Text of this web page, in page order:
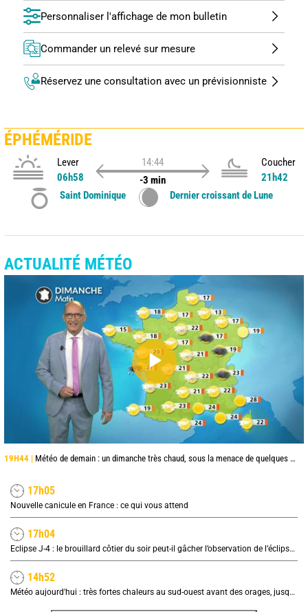
Personnaliser l'affichage de mon bulletin
Commander un relevé sur mesure
Réservez une consultation avec un prévisionniste
ÉPHÉMÉRIDE
Lever
06h58
14:44
-3 min
Coucher
21h42
Saint Dominique
Dernier croissant de Lune
ACTUALITÉ MÉTÉO
19H44 | Météo de demain : un dimanche très chaud, sous la menace de quelques orages
17h05
Nouvelle canicule en France : ce qui vous attend
17h04
Eclipse J-4 : le brouillard côtier du soir peut-il gâcher l’observation de l’éclipse à la plage ?
14h52
Météo aujourd'hui : très fortes chaleurs au sud-ouest avant des orages, jusqu'à 39°C